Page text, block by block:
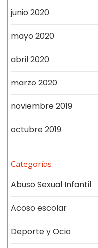
junio 2020
mayo 2020
abril 2020
marzo 2020
noviembre 2019
octubre 2019
Categorías
Abuso Sexual Infantil
Acoso escolar
Deporte y Ocio